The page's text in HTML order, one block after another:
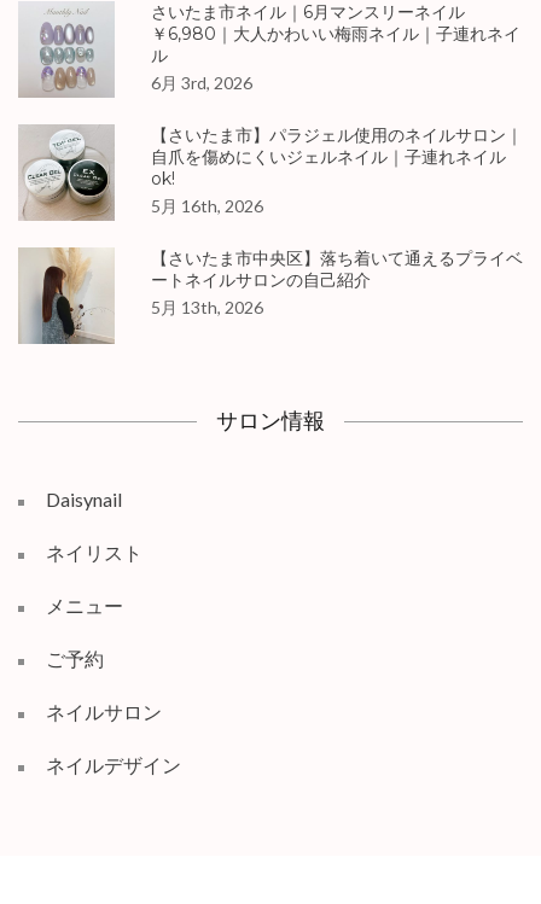
さいたま市ネイル｜6月マンスリーネイル
￥6,980｜大人かわいい梅雨ネイル｜子連れネイ
ル
6月 3rd, 2026
【さいたま市】パラジェル使用のネイルサロン｜
自爪を傷めにくいジェルネイル｜子連れネイル
ok!
5月 16th, 2026
【さいたま市中央区】落ち着いて通えるプライベ
ートネイルサロンの自己紹介
5月 13th, 2026
サロン情報
Daisynail
ネイリスト
メニュー
ご予約
ネイルサロン
ネイルデザイン